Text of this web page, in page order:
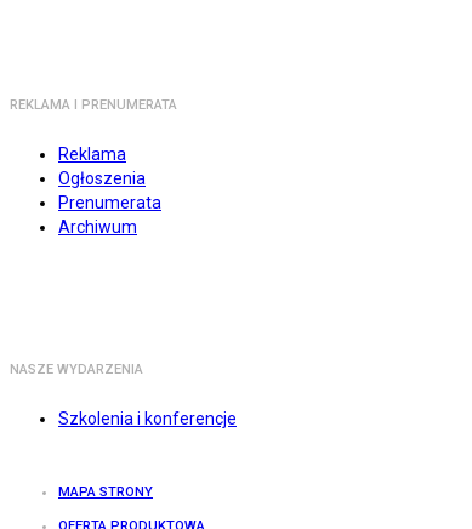
REKLAMA I PRENUMERATA
Reklama
Ogłoszenia
Prenumerata
Archiwum
NASZE WYDARZENIA
Szkolenia i konferencje
MAPA STRONY